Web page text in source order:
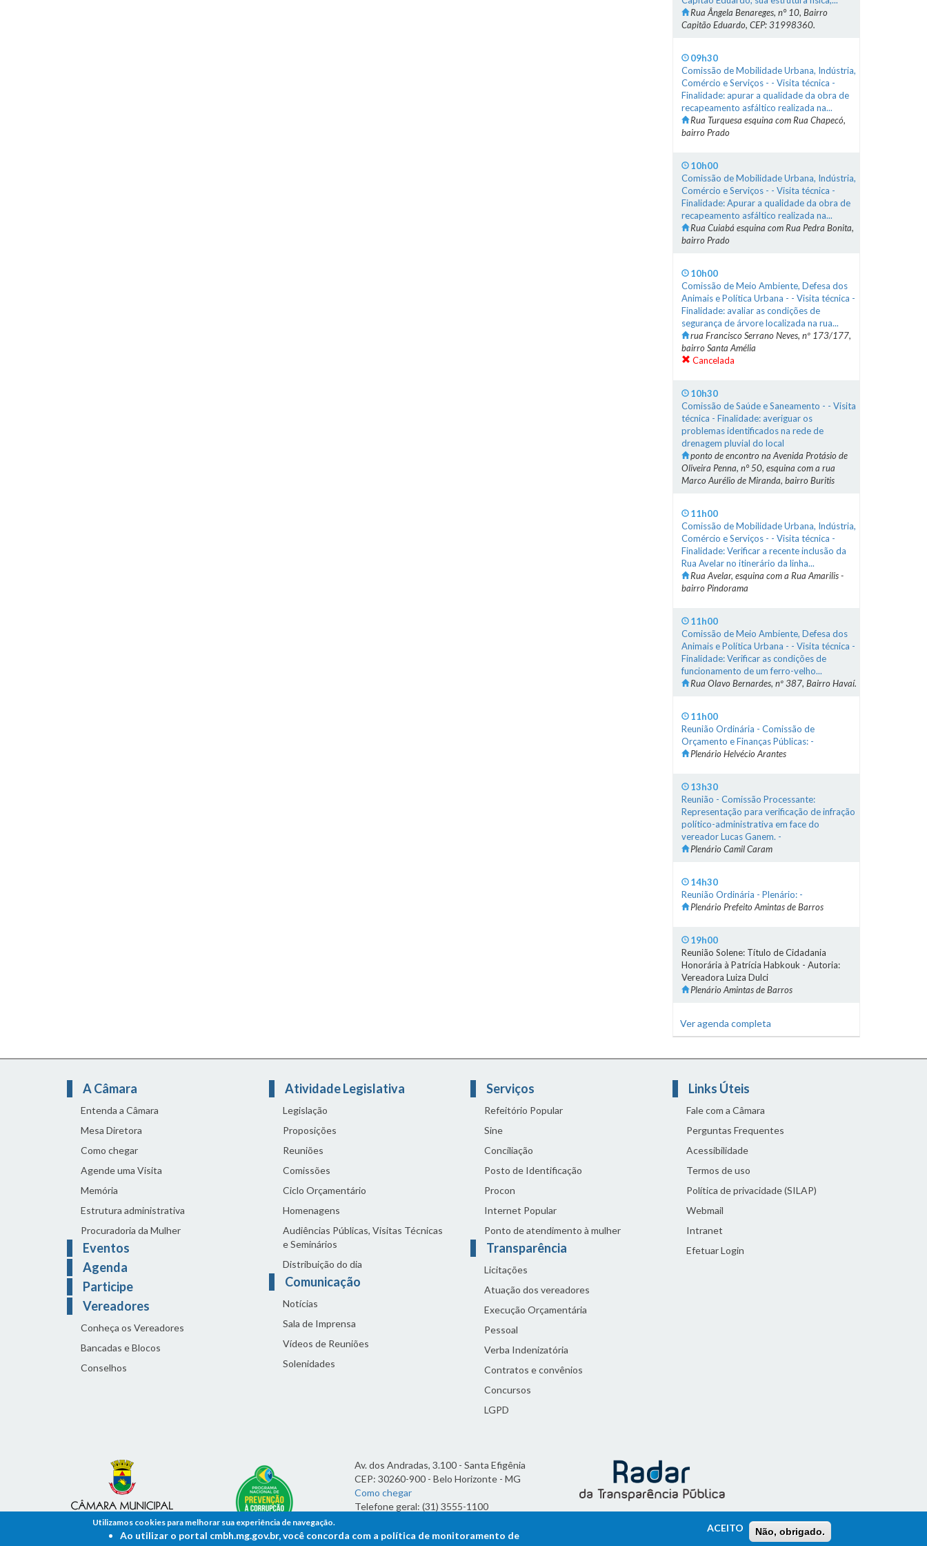
Rua Ângela Benareges, n° 10, Bairro
Capitão Eduardo, CEP: 31998360.
09h30
Comissão de Mobilidade Urbana, Indústria,
Comércio e Serviços - - Visita técnica -
Finalidade: apurar a qualidade da obra de
recapeamento asfáltico realizada na...
Rua Turquesa esquina com Rua Chapecó,
bairro Prado
10h00
Comissão de Mobilidade Urbana, Indústria,
Comércio e Serviços - - Visita técnica -
Finalidade: Apurar a qualidade da obra de
recapeamento asfáltico realizada na...
Rua Cuiabá esquina com Rua Pedra Bonita,
bairro Prado
10h00
Comissão de Meio Ambiente, Defesa dos
Animais e Política Urbana - - Visita técnica -
Finalidade: avaliar as condições de
segurança de árvore localizada na rua...
rua Francisco Serrano Neves, nº 173/177,
bairro Santa Amélia
Cancelada
10h30
Comissão de Saúde e Saneamento - - Visita
técnica - Finalidade: averiguar os
problemas identificados na rede de
drenagem pluvial do local
ponto de encontro na Avenida Protásio de
Oliveira Penna, n° 50, esquina com a rua
Marco Aurélio de Miranda, bairro Buritis
11h00
Comissão de Mobilidade Urbana, Indústria,
Comércio e Serviços - - Visita técnica -
Finalidade: Verificar a recente inclusão da
Rua Avelar no itinerário da linha...
Rua Avelar, esquina com a Rua Amarilis -
bairro Pindorama
11h00
Comissão de Meio Ambiente, Defesa dos
Animais e Política Urbana - - Visita técnica -
Finalidade: Verificar as condições de
funcionamento de um ferro-velho...
Rua Olavo Bernardes, nº 387, Bairro Havaí.
11h00
Reunião Ordinária - Comissão de
Orçamento e Finanças Públicas: -
Plenário Helvécio Arantes
13h30
Reunião - Comissão Processante:
Representação para verificação de infração
político-administrativa em face do
vereador Lucas Ganem. -
Plenário Camil Caram
14h30
Reunião Ordinária - Plenário: -
Plenário Prefeito Amintas de Barros
19h00
Reunião Solene: Título de Cidadania
Honorária à Patrícia Habkouk - Autoria:
Vereadora Luiza Dulci
Plenário Amintas de Barros
Ver agenda completa
A Câmara
Entenda a Câmara
Mesa Diretora
Como chegar
Agende uma Visita
Memória
Estrutura administrativa
Procuradoria da Mulher
Eventos
Agenda
Participe
Vereadores
Conheça os Vereadores
Bancadas e Blocos
Conselhos
Atividade Legislativa
Legislação
Proposições
Reuniões
Comissões
Ciclo Orçamentário
Homenagens
Audiências Públicas, Visitas Técnicas
e Seminários
Distribuição do dia
Comunicação
Notícias
Sala de Imprensa
Vídeos de Reuniões
Solenidades
Serviços
Refeitório Popular
Sine
Conciliação
Posto de Identificação
Procon
Internet Popular
Ponto de atendimento à mulher
Transparência
Licitações
Atuação dos vereadores
Execução Orçamentária
Pessoal
Verba Indenizatória
Contratos e convênios
Concursos
LGPD
Links Úteis
Fale com a Câmara
Perguntas Frequentes
Acessibilidade
Termos de uso
Política de privacidade (SILAP)
Webmail
Intranet
Efetuar Login
Av. dos Andradas, 3.100 - Santa Efigênia
CEP: 30260-900 - Belo Horizonte - MG
Como chegar
Telefone geral: (31) 3555-1100
7h às 19h
Utilizamos cookies para melhorar sua experiência de navegação.
Ao utilizar o portal cmbh.mg.gov.br, você concorda com a política de monitoramento de
ACEITO Não, obrigado.